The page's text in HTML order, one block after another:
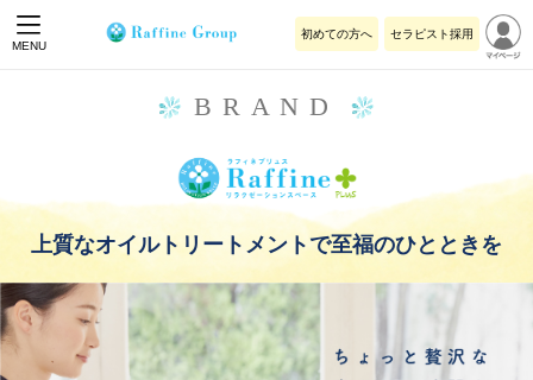
MENU
初めての方へ セラピスト採用
BRAND
上質なオイルトリートメントで至福のひとときを